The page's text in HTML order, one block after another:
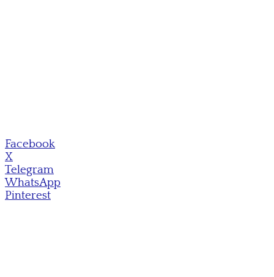
Facebook
X
Telegram
WhatsApp
Pinterest